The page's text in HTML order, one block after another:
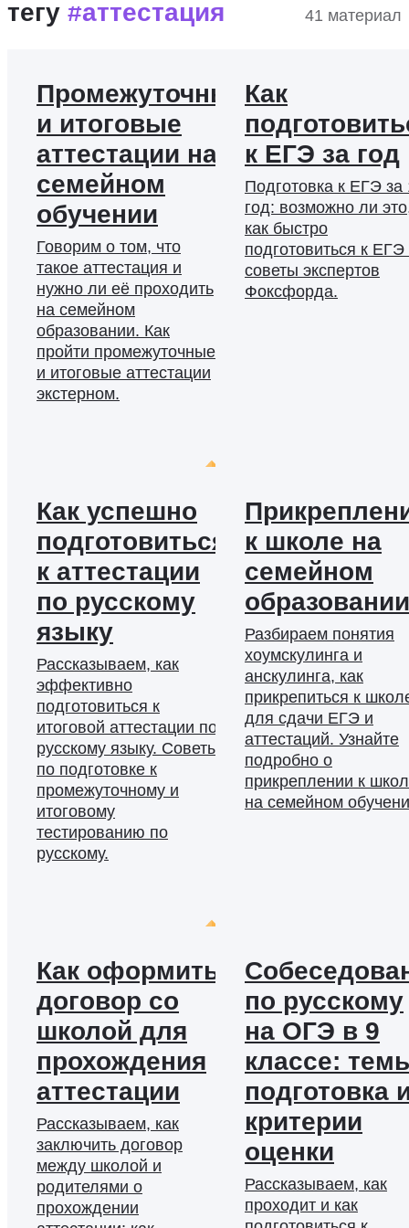
#родители о домашнем обучении
#самоорганизация
#социализация
#учиться за границей
#хитрости
#хобби
#юрконсультация
тегу #аттестация 41 материал
Промежуточные
и итоговые
аттестации на
семейном
обучении
Говорим о том, что
такое аттестация и
нужно ли её проходить
на семейном
образовании. Как
пройти промежуточные
и итоговые аттестации
экстерном.
Как
к ЕГЭ за год
Подготовка к ЕГЭ за
год: возможно ли
как быстро
подготовиться к ЕГЭ
советы экспертов
Фоксфорда.
Как успешно
подготовиться
к аттестации
по русскому
языку
Рассказываем, как
эффективно
подготовиться к
итоговой аттестации по
русскому языку. Советы
по подготовке к
промежуточному и
итоговому
тестированию по
русскому.
к школе на
семейном
образовании
Разбираем понятия
хоумскулинга и
анскулинга, как
прикрепиться к
для сдачи ЕГЭ и
аттестаций. Узнайте
подробно о
прикреплении к
на семейном
Как оформить
договор со
школой для
прохождения
аттестации
Рассказываем, как
заключить договор
между школой и
родителями о
прохождении
по русскому
на ОГЭ в 9
классе:
подготовка
критерии
оценки
Рассказываем, как
проходит и как